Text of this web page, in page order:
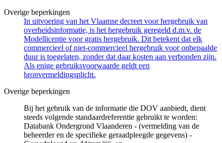
Overige beperkingen
In uitvoering van het Vlaamse decreet voor hergebruik van
overheidsinformatie, is het hergebruik geregeld d.m.v. de
Modellicentie voor gratis hergebruik. Dit betekent dat elk
commercieel of niet-commercieel hergebruik voor onbepaalde
duur is toegelaten, zonder dat daar kosten aan verbonden zijn.
Als enige gebruiksvoorwaarde geldt een
bronvermeldingsplicht.
Overige beperkingen
Bij het gebruik van de informatie die DOV aanbiedt, dient
steeds volgende standaardreferentie gebruikt te worden:
Databank Ondergrond Vlaanderen - (vermelding van de
beheerder en de specifieke geraadpleegde gegevens) -